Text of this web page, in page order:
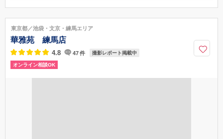
岡山県岡山市北区表町1-11-38 ザ・コートヤード表町 3F
岡山電気軌道 東山線「県庁通」電停 徒歩約２分
0120-945-906
東京都／池袋・文京・練馬エリア
華雅苑 練馬店